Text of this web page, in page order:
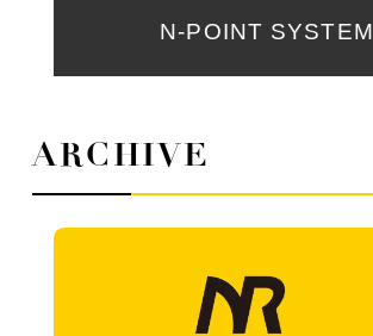
N-POINT SYSTEM
ARCHIVE